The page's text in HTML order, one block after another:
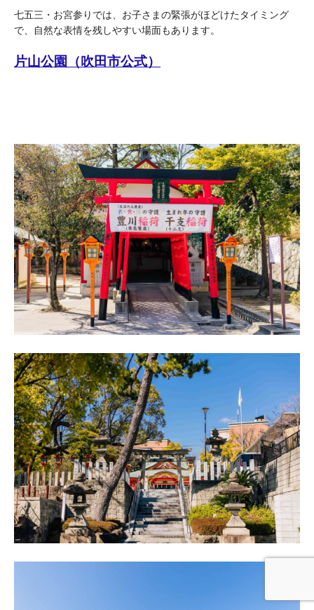
七五三・お宮参りでは、お子さまの緊張がほどけたタイミング
で、自然な表情を残しやすい場面もあります。
片山公園（吹田市公式）